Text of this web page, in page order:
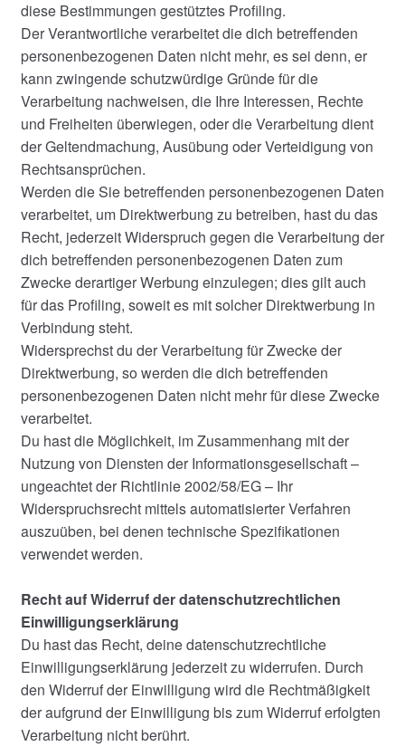
diese Bestimmungen gestütztes Profiling.
Der Verantwortliche verarbeitet die dich betreffenden
personenbezogenen Daten nicht mehr, es sei denn, er
kann zwingende schutzwürdige Gründe für die
Verarbeitung nachweisen, die Ihre Interessen, Rechte
und Freiheiten überwiegen, oder die Verarbeitung dient
der Geltendmachung, Ausübung oder Verteidigung von
Rechtsansprüchen.
Werden die Sie betreffenden personenbezogenen Daten
verarbeitet, um Direktwerbung zu betreiben, hast du das
Recht, jederzeit Widerspruch gegen die Verarbeitung der
dich betreffenden personenbezogenen Daten zum
Zwecke derartiger Werbung einzulegen; dies gilt auch
für das Profiling, soweit es mit solcher Direktwerbung in
Verbindung steht.
Widersprechst du der Verarbeitung für Zwecke der
Direktwerbung, so werden die dich betreffenden
personenbezogenen Daten nicht mehr für diese Zwecke
verarbeitet.
Du hast die Möglichkeit, im Zusammenhang mit der
Nutzung von Diensten der Informationsgesellschaft –
ungeachtet der Richtlinie 2002/58/EG – Ihr
Widerspruchsrecht mittels automatisierter Verfahren
auszuüben, bei denen technische Spezifikationen
verwendet werden.
Recht auf Widerruf der datenschutzrechtlichen
Einwilligungserklärung
Du hast das Recht, deine datenschutzrechtliche
Einwilligungserklärung jederzeit zu widerrufen. Durch
den Widerruf der Einwilligung wird die Rechtmäßigkeit
der aufgrund der Einwilligung bis zum Widerruf erfolgten
Verarbeitung nicht berührt.